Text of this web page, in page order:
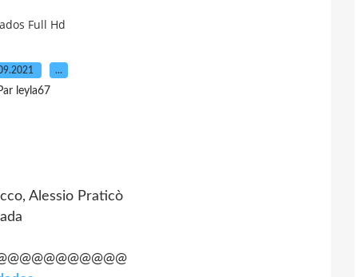
Full Hd
…
leyla67
Alessio Praticò